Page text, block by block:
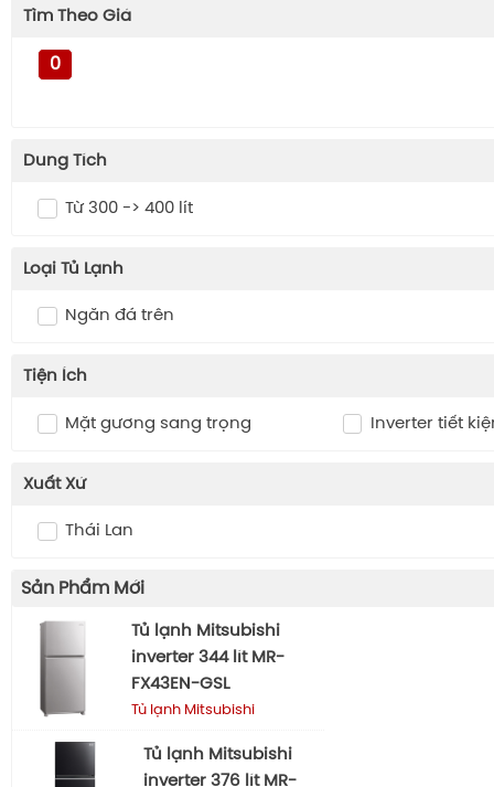
Tìm Theo Giá
0
Dung Tích
Từ 300 -> 400 lít
Loại Tủ Lạnh
Ngăn đá trên
Tiện Ích
Mặt gương sang trọng Inverter tiết
Xuất Xứ
Thái Lan
Sản Phẩm Mới
Tủ lạnh Mitsubishi
inverter 344 lít MR-
FX43EN-GSL
Tủ lạnh Mitsubishi
Tủ lạnh Mitsubishi
inverter 376 lít MR-